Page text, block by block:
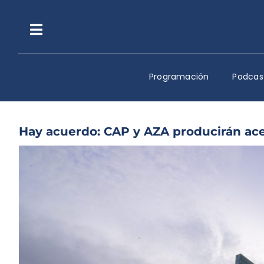
contenidoToggle
Navigation
Programación
Hay acuerdo: CAP y AZA producirán
imagen